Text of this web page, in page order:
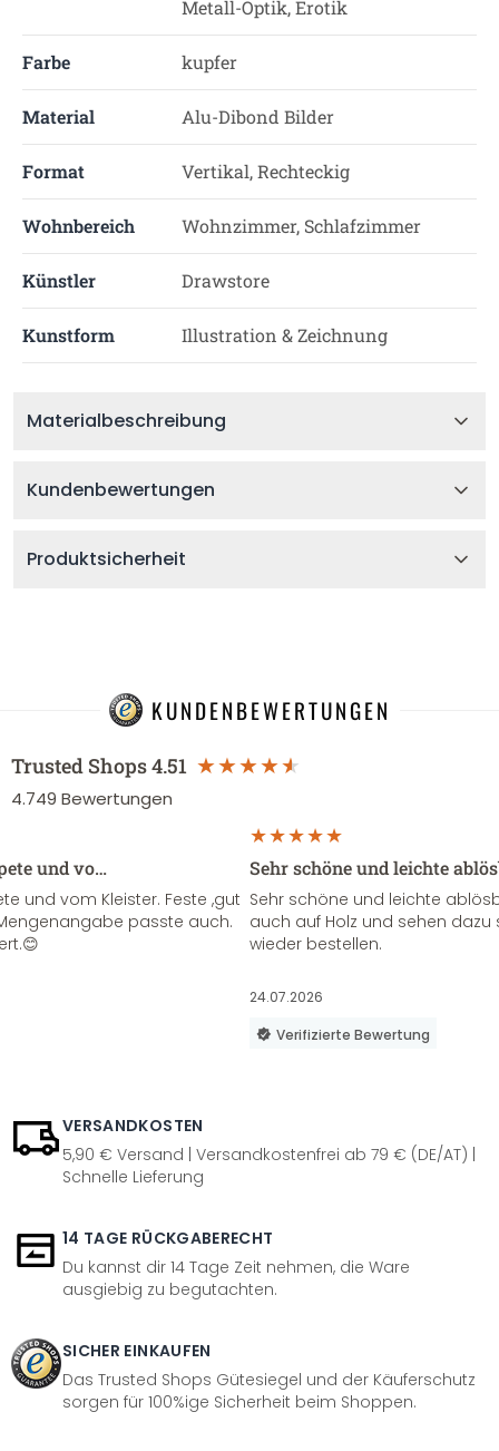
Metall-Optik, Erotik
Farbe kupfer
Material Alu-Dibond Bilder
Format Vertikal, Rechteckig
Wohnbereich Wohnzimmer, Schlafzimmer
Künstler Drawstore
Kunstform Illustration & Zeichnung
Materialbeschreibung
Kundenbewertungen
Produktsicherheit
KUNDENBEWERTUNGEN
Trusted Shops4.51
4.749 Bewertungen
und vo…
und vom Kleister. Feste ,gut
passte auch.
Sehr schöne und leichte
Sehr schöne und leichte
auch auf Holz und sehen
wieder bestellen.
24.07.2026
Verifizierte Bewertung
VERSANDKOSTEN
5,90 € Versand | Versandkostenfrei ab 79 € (DE/AT) |
Schnelle Lieferung
14 TAGE RÜCKGABERECHT
Du kannst dir 14 Tage Zeit nehmen, die Ware
ausgiebig zu begutachten.
SICHER EINKAUFEN
Das Trusted Shops Gütesiegel und der Käuferschutz
sorgen für 100%ige Sicherheit beim Shoppen.